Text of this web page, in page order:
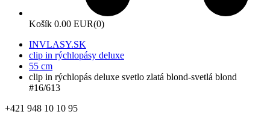
Košík 0.00 EUR(0)
INVLASY.SK
clip in rýchlopásy deluxe
55 cm
clip in rýchlopás deluxe svetlo zlatá blond-svetlá blond
#16/613
+421 948 10 10 95